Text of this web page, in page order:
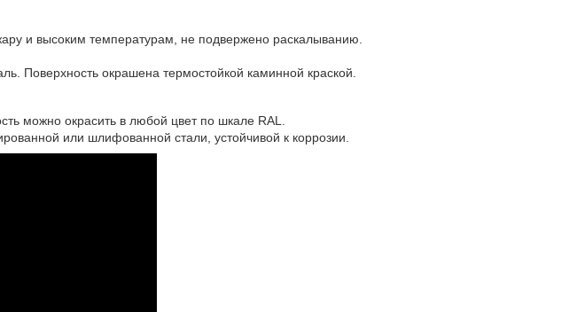
и высоким температурам, не подвержено раскалыванию.
Поверхность окрашена термостойкой каминной краской.
можно окрасить в любой цвет по шкале RAL.
или шлифованной стали, устойчивой к коррозии.